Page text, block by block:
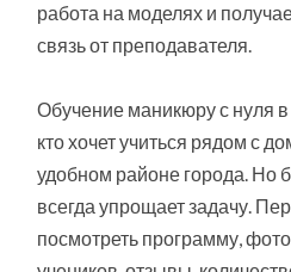
работа на моделях и
связь от преподавателя.
Обучение маникюру с нуля
кто хочет учиться рядом с
удобном районе города. Но
всегда упрощает задачу.
посмотреть программу,